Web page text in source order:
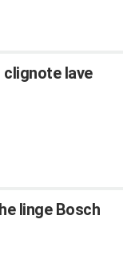
clignote lave
linge Bosch